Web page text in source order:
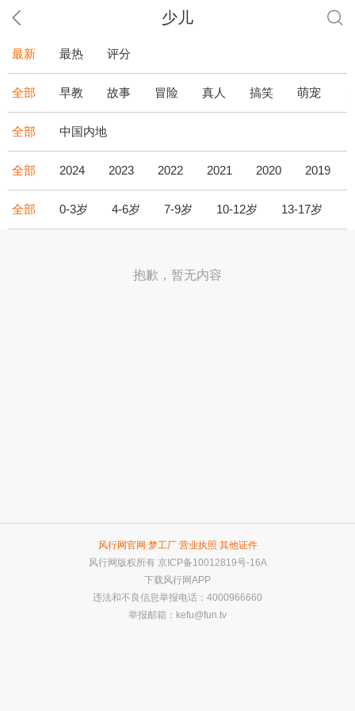
少儿
最新 最热 评分
全部 早教 故事 冒险 真人 搞笑 萌宠
全部 中国内地
全部 2024 2023 2022 2021 2020 2019
全部 0-3岁 4-6岁 7-9岁 10-12岁 13-17岁
抱歉，暂无内容
风行网官网 梦工厂 营业执照 其他证件
风行网版权所有 京ICP备10012819号-16A
下载风行网APP
违法和不良信息举报电话：4000966660
举报邮箱： kefu@fun.tv